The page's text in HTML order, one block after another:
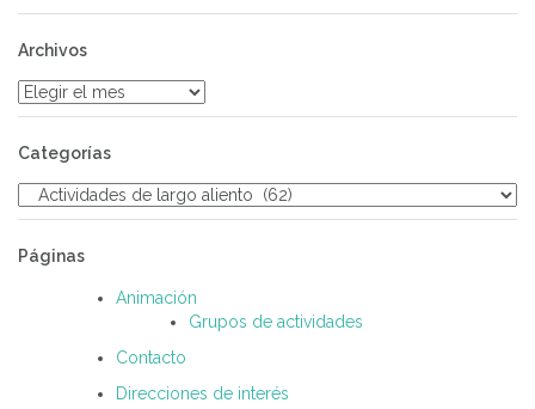
Archivos
Archivos
Categorías
Categorías
Páginas
Animación
Grupos de actividades
Contacto
Direcciones de interés